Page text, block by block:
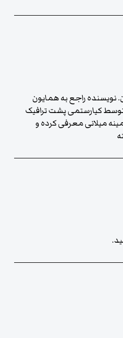
راجع به همایون
کیارستمی پشت ترافیک
میلانی معرفی کرده و